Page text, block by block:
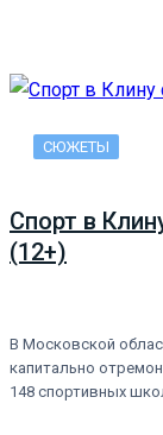
СЮЖЕТЫ
Спорт в
(12+)
В Московской
капитально
148 спортивных